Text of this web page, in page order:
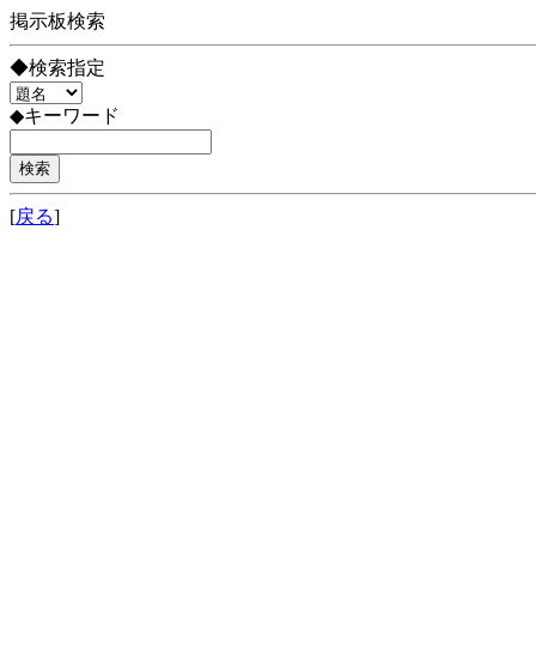
掲示板検索
◆検索指定
◆キーワード
[戻る]